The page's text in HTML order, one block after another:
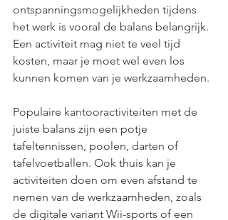
ontspanningsmogelijkheden tijdens
het werk is vooral de balans belangrijk.
Een activiteit mag niet te veel tijd
kosten, maar je moet wel even los
kunnen komen van je werkzaamheden.
Populaire kantooractiviteiten met de
juiste balans zijn een potje
tafeltennissen, poolen, darten of
tafelvoetballen. Ook thuis kan je
activiteiten doen om even afstand te
nemen van de werkzaamheden, zoals
de digitale variant Wii-sports of een